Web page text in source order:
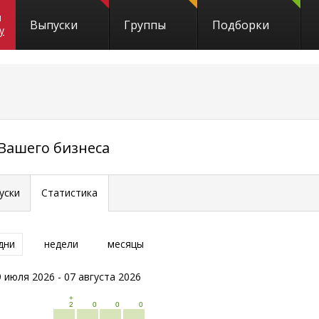
Выпуски Группы Подборки
бизнеса
Статистика
недели месяцы
июля 2026 - 07 августа 2026
+
2
0 0 0